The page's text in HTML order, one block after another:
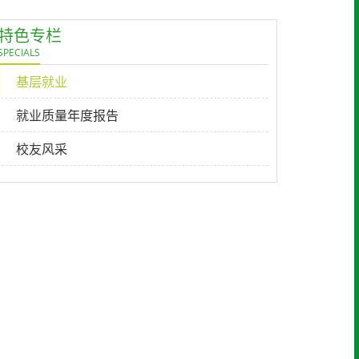
色专栏
基层就业
就业质量年度报告
校友风采